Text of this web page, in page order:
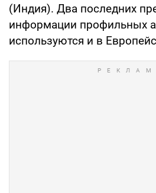
(Индия). Два последних
информации профильных
используются и в